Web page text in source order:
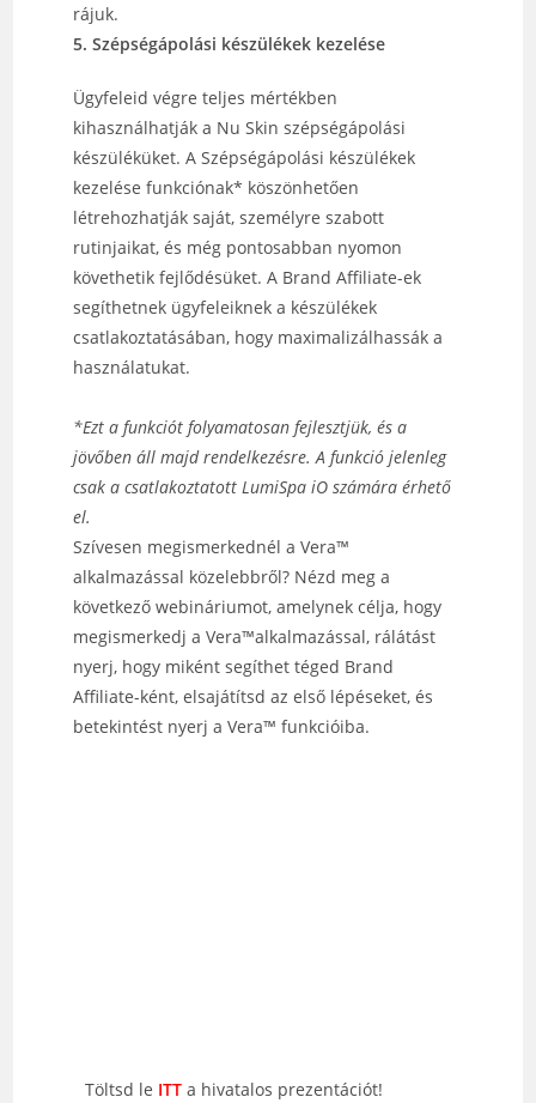
rájuk.
5. Szépségápolási készülékek kezelése
Ügyfeleid végre teljes mértékben
kihasználhatják a Nu Skin szépségápolási
készüléküket. A Szépségápolási készülékek
kezelése funkciónak* köszönhetően
létrehozhatják saját, személyre szabott
rutinjaikat, és még pontosabban nyomon
követhetik fejlődésüket. A Brand Affiliate-ek
segíthetnek ügyfeleiknek a készülékek
csatlakoztatásában, hogy maximalizálhassák a
használatukat.
*Ezt a funkciót folyamatosan fejlesztjük, és a
jövőben áll majd rendelkezésre. A funkció jelenleg
csak a csatlakoztatott LumiSpa iO számára érhető
el.
Szívesen megismerkednél a Vera™
alkalmazással közelebbről? Nézd meg a
következő webináriumot, amelynek célja, hogy
megismerkedj a Vera™alkalmazással, rálátást
nyerj, hogy miként segíthet téged Brand
Affiliate-ként, elsajátítsd az első lépéseket, és
betekintést nyerj a Vera™ funkcióiba.
Töltsd le ITT a hivatalos prezentációt!